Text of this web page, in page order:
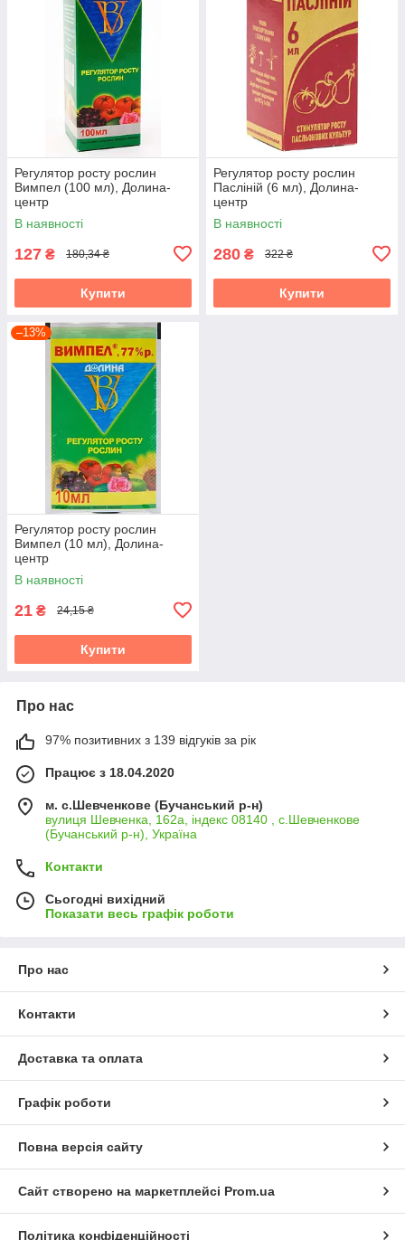
Регулятор росту рослин
Вимпел (100 мл), Долина-
центр
В наявності
127 ₴ 180,34 ₴
Купити
Регулятор росту рослин
Пасліній (6 мл), Долина-
центр
В наявності
280 ₴ 322 ₴
Купити
–13%
Регулятор росту рослин
Вимпел (10 мл), Долина-
центр
В наявності
21 ₴ 24,15 ₴
Купити
Про нас
97% позитивних з 139 відгуків за рік
Працює з 18.04.2020
м. с.Шевченкове (Бучанський р-н)
вулиця Шевченка, 162а, індекс 08140 , с.Шевченкове
(Бучанський р-н), Україна
Контакти
Сьогодні вихідний
Показати весь графік роботи
Про нас
Контакти
Доставка та оплата
Графік роботи
Повна версія сайту
Сайт створено на маркетплейсі Prom.ua
Політика конфіденційності